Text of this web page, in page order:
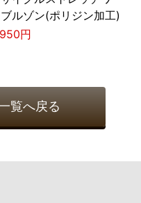
ルゾン(ポリジン加工)
円
覧へ戻る